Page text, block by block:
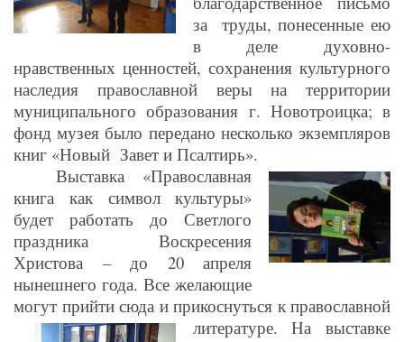
за труды, понесенные ею
в деле духовно-
нравственных ценностей, сохранения культурного
наследия православной веры на территории
муниципального образования г. Новотроицка; в
фонд музея было передано несколько экземпляров
книг «Новый Завет и Псалтирь».
Выставка «Православная
книга как символ культуры»
будет работать до Светлого
праздника Воскресения
Христова – до 20 апреля
нынешнего года. Все желающие
могут прийти сюда и прикоснуться к православной
литературе.На выставке